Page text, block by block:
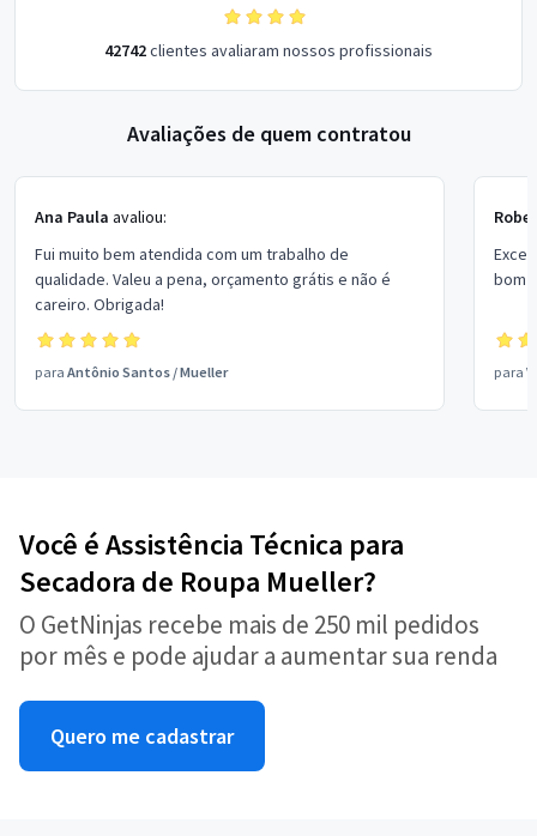
42742clientes avaliaram nossos profissionais
Avaliações de quem contratou
Ana Paula avaliou:
Fui muito bem atendida com um trabalho de
qualidade. Valeu a pena, orçamento grátis e não é
careiro. Obrigada!
para Antônio Santos /Mueller
bom
para
Você é Assistência Técnica para
Secadora de Roupa Mueller?
O GetNinjas recebe mais de 250 mil pedidos
por mês e pode ajudar a aumentar sua renda
Quero me cadastrar